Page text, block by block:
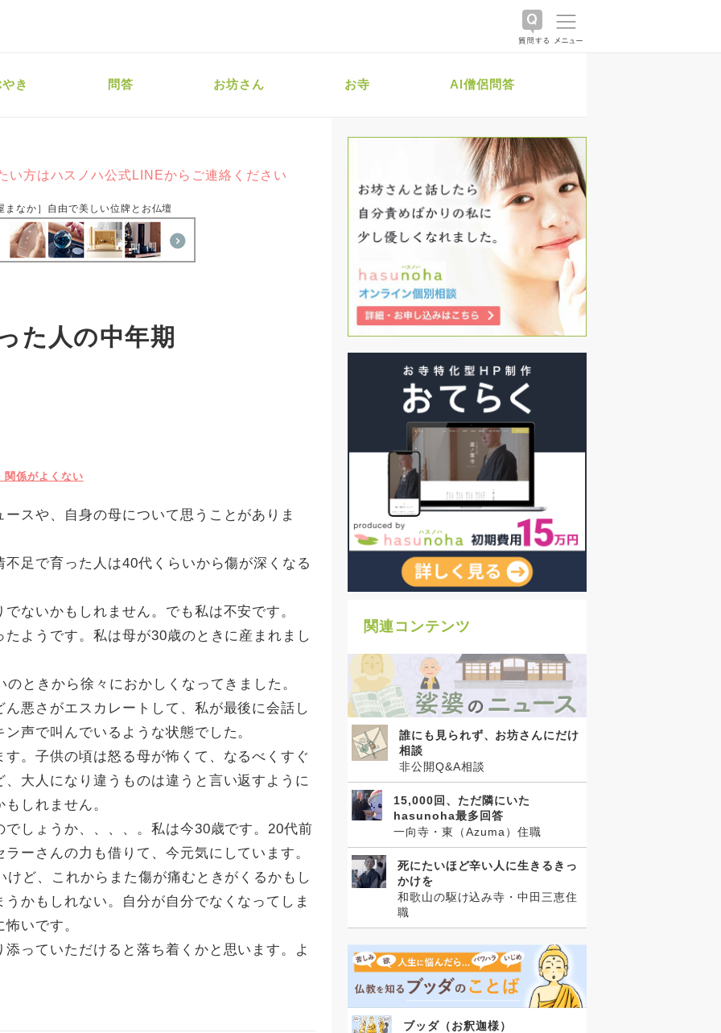
き 問答 お坊さん お寺 AI僧侶問答
い方はハスノハ公式LINEからご連絡ください
まなか］自由で美しい位牌とお仏壇
た人の中年期
関係がよくない
スや、自身の母について思うことがありま
足で育った人は40代くらいから傷が深くなる
ないかもしれません。でも私は不安です。
ようです。私は母が30歳のときに産まれまし
ときから徐々におかしくなってきました。
悪さがエスカレートして、私が最後に会話し
声で叫んでいるような状態でした。
。子供の頃は怒る母が怖くて、なるべくすぐ
大人になり違うものは違うと言い返すように
しれません。
しょうか、、、、。私は今30歳です。20代前
ーさんの力も借りて、今元気にしています。
ど、これからまた傷が痛むときがくるかもし
かもしれない。自分が自分でなくなってしま
いです。
っていただけると落ち着くかと思います。よ
関連コンテンツ
誰にも見られず、お坊さんにだけ
相談
非公開Q&A相談
15,000回、ただ隣にいた
hasunoha最多回答
一向寺・東（Azuma）住職
死にたいほど辛い人に生きるきっ
かけを
和歌山の駆け込み寺・中田三恵住
職
ブッダ（お釈迦様）